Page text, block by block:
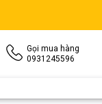
Gọi mua hàng
0931245596